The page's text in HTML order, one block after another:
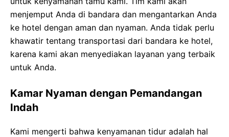
menjemput Anda di bandara dan mengantarkan Anda
ke hotel dengan aman dan nyaman. Anda tidak perlu
khawatir tentang transportasi dari bandara ke hotel,
karena kami akan menyediakan layanan yang terbaik
untuk Anda.
Kamar Nyaman dengan Pemandangan
Indah
Kami mengerti bahwa kenyamanan tidur adalah hal